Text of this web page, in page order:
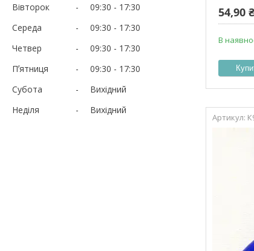
Вівторок
09:30
17:30
Середа
09:30
17:30
Четвер
09:30
17:30
Пʼятниця
09:30
17:30
Субота
Вихідний
Неділя
Вихідний
54,90 ₴
В